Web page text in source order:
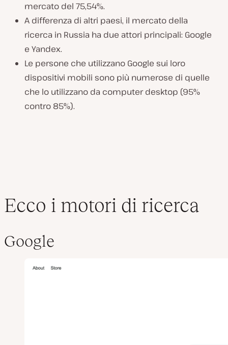
mercato del 75,54%.
A differenza di altri paesi, il mercato della
ricerca in Russia ha due attori principali: Google
e Yandex.
Le persone che utilizzano Google sui loro
dispositivi mobili sono più numerose di quelle
che lo utilizzano da computer desktop (95%
contro 85%).
Ecco i motori di ricerca
Google